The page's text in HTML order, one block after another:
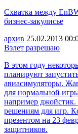
Схватка между
бизнес-закулисье
архив 25.02.2013
Взлет разрешаю
В этом году
планируют
авиасимуляторы.
для нормальной
например
решениям для игр.
презентом на 23
защитников.